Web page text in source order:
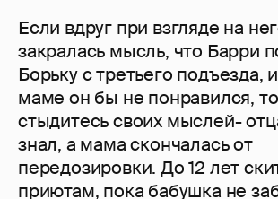
Если вдруг при взгляде на
закралась мысль, что Барри
Борьку с третьего подъезда,
маме он бы не понравился,
стыдитесь своих мыслей-
знал, а мама скончалась от
передозировки. До 12 лет
приютам, пока бабушка не